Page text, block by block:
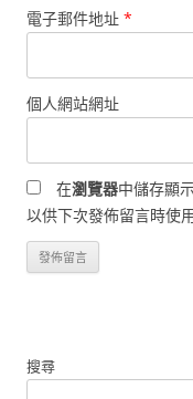
電子郵件地址 *
個人網站網址
在瀏覽器中儲存顯
以供下次發佈留言時使
搜尋